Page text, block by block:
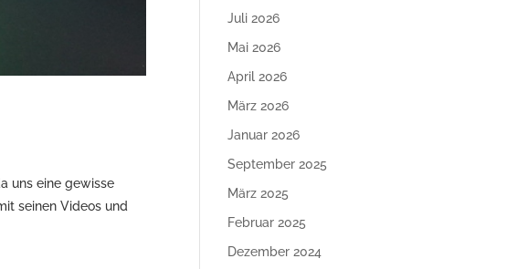
uns eine gewisse
seinen Videos und
Juli 2026
Mai 2026
April 2026
März 2026
Januar 2026
September 2025
März 2025
Februar 2025
Dezember 2024